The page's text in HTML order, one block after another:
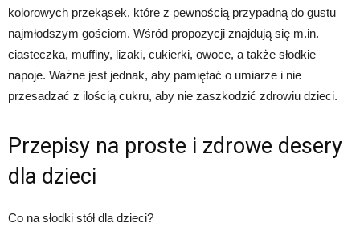
kolorowych przekąsek, które z pewnością przypadną do gustu
najmłodszym gościom. Wśród propozycji znajdują się m.in.
ciasteczka, muffiny, lizaki, cukierki, owoce, a także słodkie
napoje. Ważne jest jednak, aby pamiętać o umiarze i nie
przesadzać z ilością cukru, aby nie zaszkodzić zdrowiu dzieci.
Przepisy na proste i zdrowe desery
dla dzieci
Co na słodki stół dla dzieci?